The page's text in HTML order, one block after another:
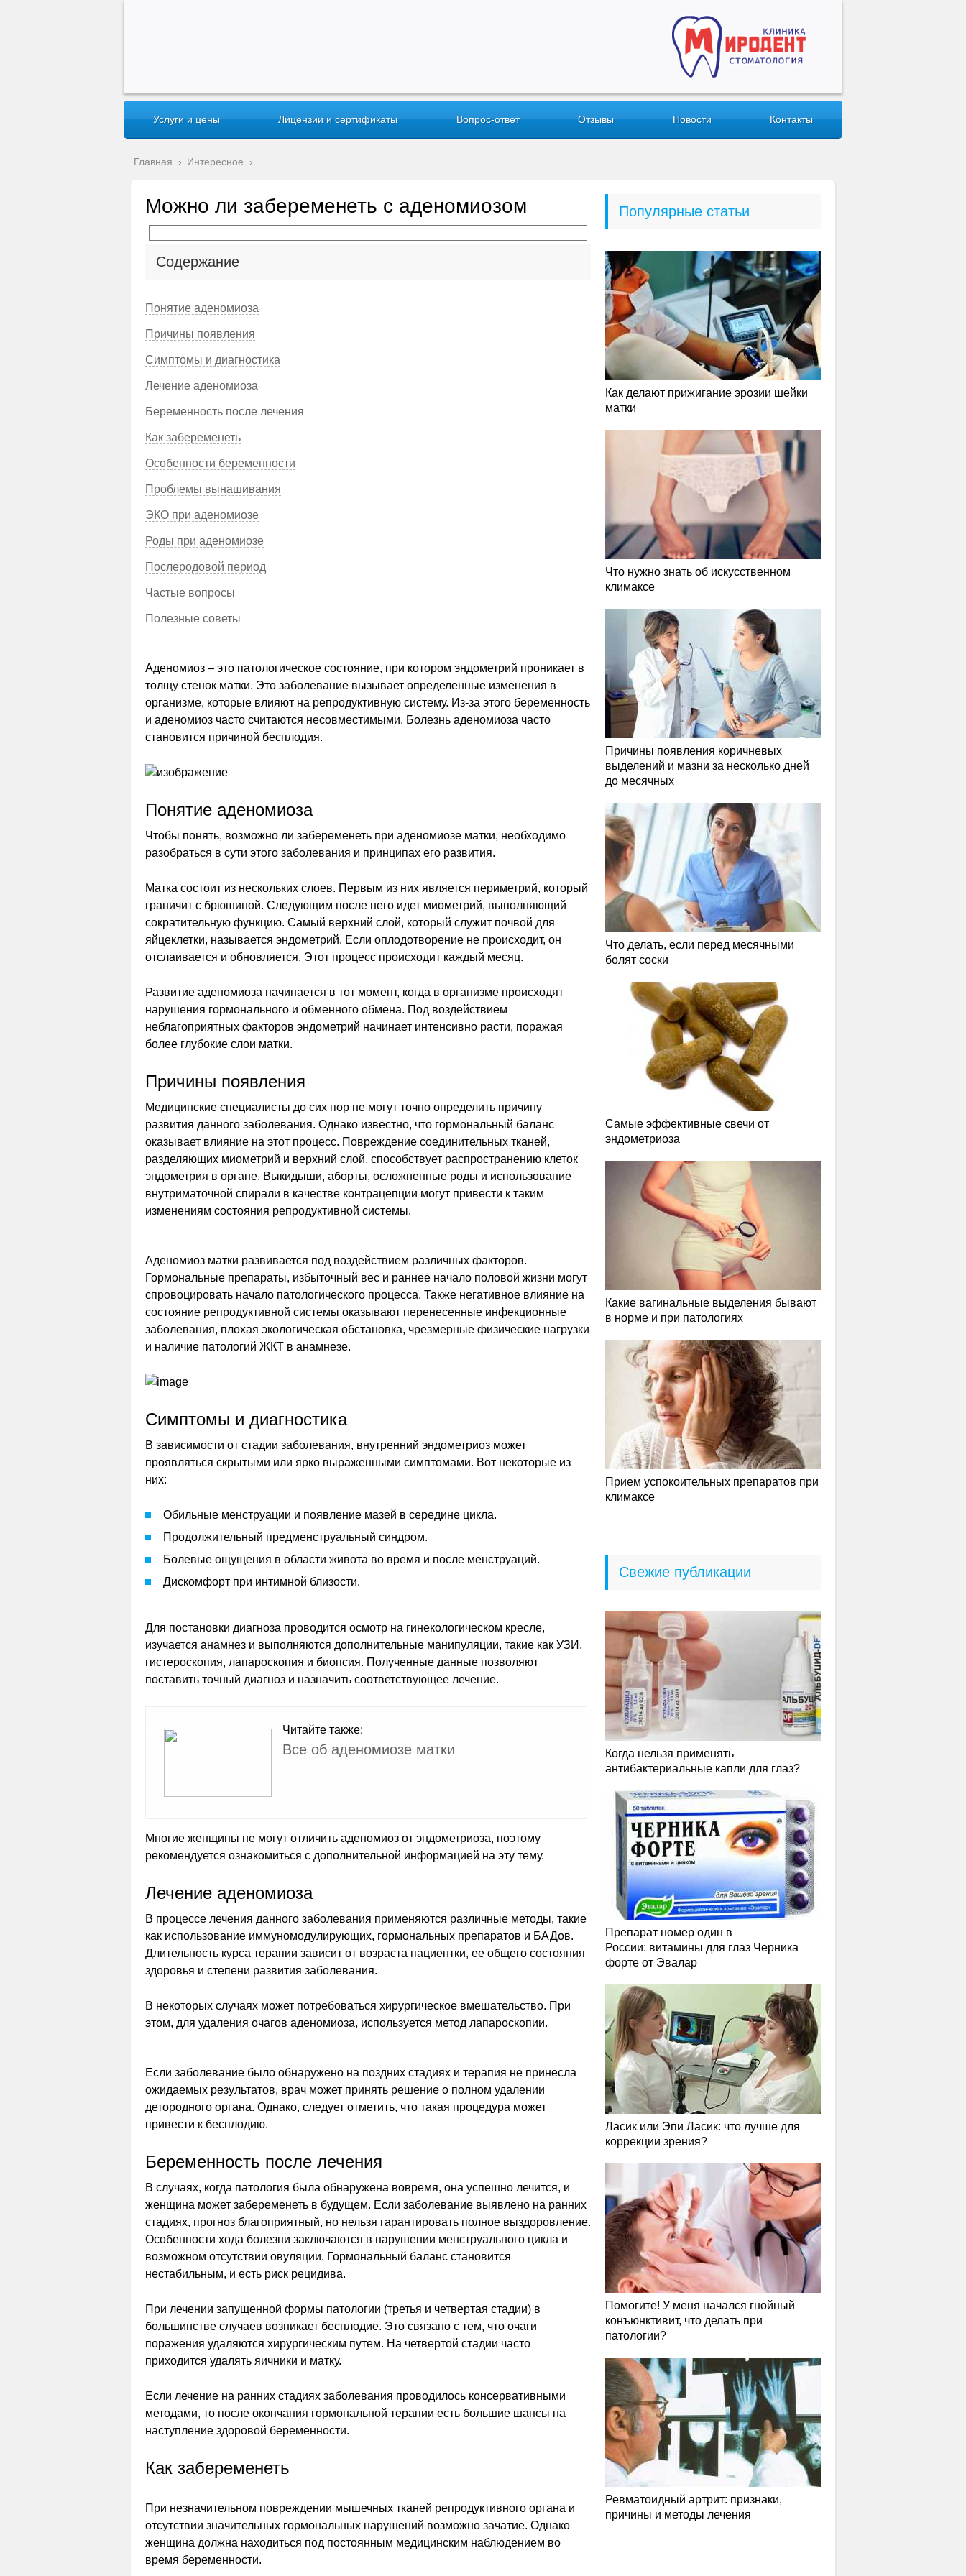
Услуги и цены Лицензии и сертификаты Вопрос-ответ Отзывы Новости Контакты
Главная › Интересное ›
Можно ли забеременеть с аденомиозом
Содержание
Понятие аденомиоза
Причины появления
Симптомы и диагностика
Лечение аденомиоза
Беременность после лечения
Как забеременеть
Особенности беременности
Проблемы вынашивания
ЭКО при аденомиозе
Роды при аденомиозе
Послеродовой период
Частые вопросы
Полезные советы
Аденомиоз – это патологическое состояние, при котором эндометрий проникает в
толщу стенок матки. Это заболевание вызывает определенные изменения в
организме, которые влияют на репродуктивную систему. Из-за этого беременность
и аденомиоз часто считаются несовместимыми. Болезнь аденомиоза часто
становится причиной бесплодия.
Понятие аденомиоза
Чтобы понять, возможно ли забеременеть при аденомиозе матки, необходимо
разобраться в сути этого заболевания и принципах его развития.
Матка состоит из нескольких слоев. Первым из них является периметрий, который
граничит с брюшиной. Следующим после него идет миометрий, выполняющий
сократительную функцию. Самый верхний слой, который служит почвой для
яйцеклетки, называется эндометрий. Если оплодотворение не происходит, он
отслаивается и обновляется. Этот процесс происходит каждый месяц.
Развитие аденомиоза начинается в тот момент, когда в организме происходят
нарушения гормонального и обменного обмена. Под воздействием
неблагоприятных факторов эндометрий начинает интенсивно расти, поражая
более глубокие слои матки.
Причины появления
Медицинские специалисты до сих пор не могут точно определить причину
развития данного заболевания. Однако известно, что гормональный баланс
оказывает влияние на этот процесс. Повреждение соединительных тканей,
разделяющих миометрий и верхний слой, способствует распространению клеток
эндометрия в органе. Выкидыши, аборты, осложненные роды и использование
внутриматочной спирали в качестве контрацепции могут привести к таким
изменениям состояния репродуктивной системы.
Аденомиоз матки развивается под воздействием различных факторов.
Гормональные препараты, избыточный вес и раннее начало половой жизни могут
спровоцировать начало патологического процесса. Также негативное влияние на
состояние репродуктивной системы оказывают перенесенные инфекционные
заболевания, плохая экологическая обстановка, чрезмерные физические нагрузки
и наличие патологий ЖКТ в анамнезе.
Симптомы и диагностика
В зависимости от стадии заболевания, внутренний эндометриоз может
проявляться скрытыми или ярко выраженными симптомами. Вот некоторые из
них:
Обильные менструации и появление мазей в середине цикла.
Продолжительный предменструальный синдром.
Болевые ощущения в области живота во время и после менструаций.
Дискомфорт при интимной близости.
Для постановки диагноза проводится осмотр на гинекологическом кресле,
изучается анамнез и выполняются дополнительные манипуляции, такие как УЗИ,
гистероскопия, лапароскопия и биопсия. Полученные данные позволяют
поставить точный диагноз и назначить соответствующее лечение.
Читайте также:
Все об аденомиозе матки
Многие женщины не могут отличить аденомиоз от эндометриоза, поэтому
рекомендуется ознакомиться с дополнительной информацией на эту тему.
Лечение аденомиоза
В процессе лечения данного заболевания применяются различные методы, такие
как использование иммуномодулирующих, гормональных препаратов и БАДов.
Длительность курса терапии зависит от возраста пациентки, ее общего состояния
здоровья и степени развития заболевания.
В некоторых случаях может потребоваться хирургическое вмешательство. При
этом, для удаления очагов аденомиоза, используется метод лапароскопии.
Если заболевание было обнаружено на поздних стадиях и терапия не принесла
ожидаемых результатов, врач может принять решение о полном удалении
детородного органа. Однако, следует отметить, что такая процедура может
привести к бесплодию.
Беременность после лечения
В случаях, когда патология была обнаружена вовремя, она успешно лечится, и
женщина может забеременеть в будущем. Если заболевание выявлено на ранних
стадиях, прогноз благоприятный, но нельзя гарантировать полное выздоровление.
Особенности хода болезни заключаются в нарушении менструального цикла и
возможном отсутствии овуляции. Гормональный баланс становится
нестабильным, и есть риск рецидива.
При лечении запущенной формы патологии (третья и четвертая стадии) в
большинстве случаев возникает бесплодие. Это связано с тем, что очаги
поражения удаляются хирургическим путем. На четвертой стадии часто
приходится удалять яичники и матку.
Если лечение на ранних стадиях заболевания проводилось консервативными
методами, то после окончания гормональной терапии есть большие шансы на
наступление здоровой беременности.
Как забеременеть
При незначительном повреждении мышечных тканей репродуктивного органа и
отсутствии значительных гормональных нарушений возможно зачатие. Однако
женщина должна находиться под постоянным медицинским наблюдением во
время беременности.
Популярные статьи
Как делают прижигание эрозии шейки
матки
Что нужно знать об искусственном
климаксе
Причины появления коричневых
выделений и мазни за несколько дней
до месячных
Что делать, если перед месячными
болят соски
Самые эффективные свечи от
эндометриоза
Какие вагинальные выделения бывают
в норме и при патологиях
Прием успокоительных препаратов при
климаксе
Свежие публикации
Когда нельзя применять
антибактериальные капли для глаз?
Препарат номер один в
России: витамины для глаз Черника
форте от Эвалар
Ласик или Эпи Ласик: что лучше для
коррекции зрения?
Помогите! У меня начался гнойный
конъюнктивит, что делать при
патологии?
Ревматоидный артрит: признаки,
причины и методы лечения